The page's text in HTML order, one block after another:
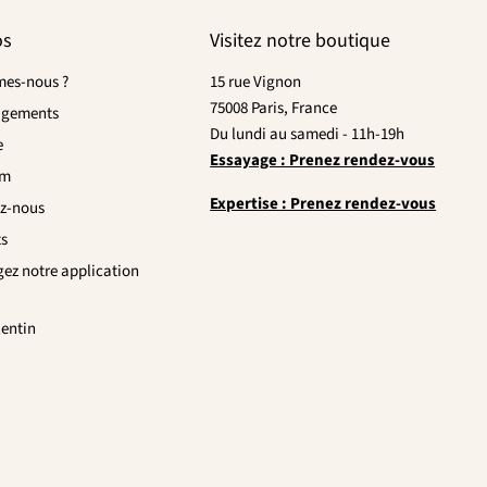
nous ?
nous
notre application
Visitez notre boutique
15 rue Vignon
75008 Paris, France
Du lundi au samedi - 11h-19h
Essayage : Prenez rendez-vous
Expertise : Prenez rendez-vous